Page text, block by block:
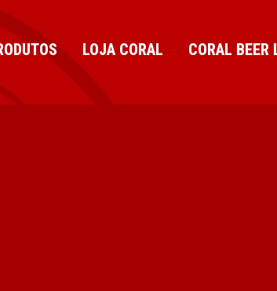
LOJA CORAL CORAL BEER